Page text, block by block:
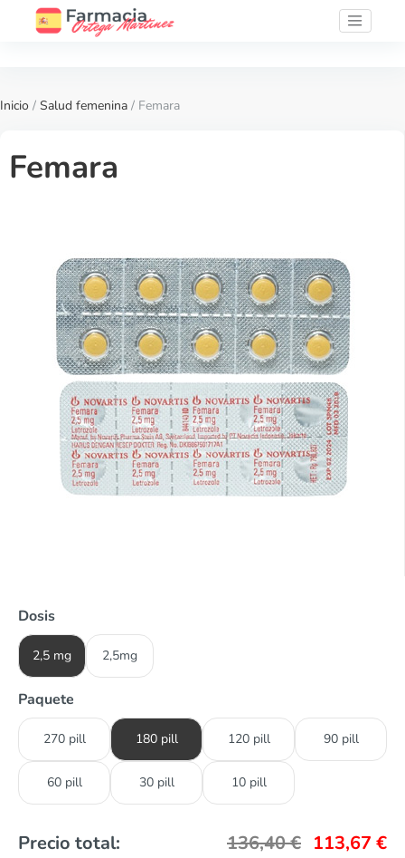
Inicio / Salud femenina / Femara
Femara
Dosis
2,5 mg 2,5mg
Paquete
270 pill 180 pill 120 pill 90 pill
60 pill 30 pill 10 pill
Precio total: 136,40€ 113,67 €